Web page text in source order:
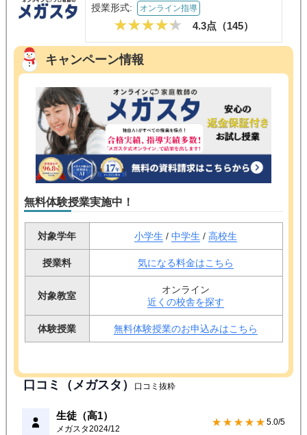
授業形式: オンライン指導
4.3点（145）
キャンペーン情報
無料体験授業実施中！
対象学年 小学生 / 中学生 / 高校生
授業料 気になる料金はこちら
対象教室
オンライン
近くの校舎を探す
体験授業 無料体験授業のお申込みはこちら
口コミ（メガスタ） 口コミ抜粋
生徒（高1）
メガスタ2024/12
★★★★★ 5.0/5